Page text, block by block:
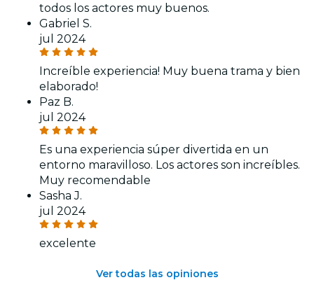
todos los actores muy buenos.
Gabriel S.
jul 2024
Increíble experiencia! Muy buena trama y bien
elaborado!
Paz B.
jul 2024
Es una experiencia súper divertida en un
entorno maravilloso. Los actores son increíbles.
Muy recomendable
Sasha J.
jul 2024
excelente
Ver todas las opiniones